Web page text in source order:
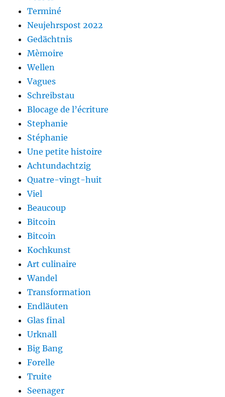
Terminé
Neujehrspost 2022
Gedächtnis
Mèmoire
Wellen
Vagues
Schreibstau
Blocage de l’écriture
Stephanie
Stéphanie
Une petite histoire
Achtundachtzig
Quatre-vingt-huit
Viel
Beaucoup
Bitcoin
Bitcoin
Kochkunst
Art culinaire
Wandel
Transformation
Endläuten
Glas final
Urknall
Big Bang
Forelle
Truite
Seenager